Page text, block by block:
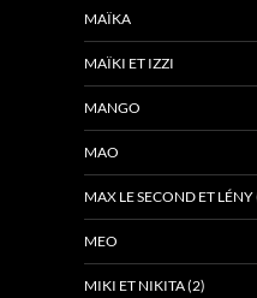
MAÏKA
MAÏKI ET IZZI
MANGO
MAO
MAX LE SECOND ET LÉNY
MEO
MIKI ET NIKITA (2)